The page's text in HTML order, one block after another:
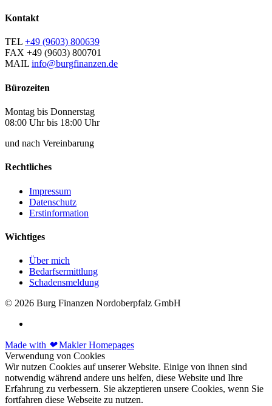
Kontakt
TEL +49 (9603) 800639
FAX +49 (9603) 800701
MAIL info@burgfinanzen.de
Bürozeiten
Montag bis Donnerstag
08:00 Uhr bis 18:00 Uhr
und nach Vereinbarung
Rechtliches
Impressum
Datenschutz
Erstinformation
Wichtiges
Über mich
Bedarfsermittlung
Schadensmeldung
© 2026 Burg Finanzen Nordoberpfalz GmbH
Made with ❤Makler Homepages
Verwendung von Cookies
Wir nutzen Cookies auf unserer Website. Einige von ihnen sind
notwendig während andere uns helfen, diese Website und Ihre
Erfahrung zu verbessern. Sie akzeptieren unsere Cookies, wenn Sie
fortfahren diese Webseite zu nutzen.